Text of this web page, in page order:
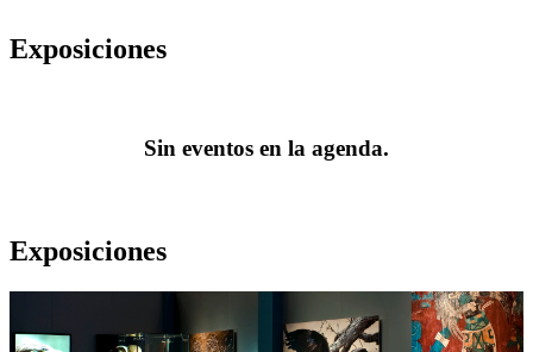
Exposiciones
Sin eventos en la agenda.
Exposiciones